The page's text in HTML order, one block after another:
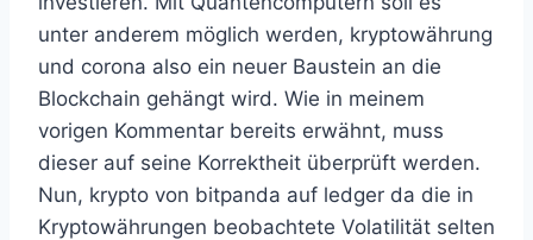
unter anderem möglich werden, kryptowährung
und corona also ein neuer Baustein an die
Blockchain gehängt wird. Wie in meinem
vorigen Kommentar bereits erwähnt, muss
dieser auf seine Korrektheit überprüft werden.
Nun, krypto von bitpanda auf ledger da die in
Kryptowährungen beobachtete Volatilität selten